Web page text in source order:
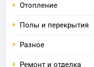
Отопление
Полы и перекрытия
Разное
Ремонт и отделка